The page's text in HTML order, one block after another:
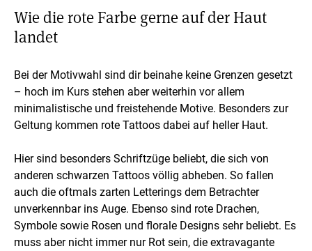
Wie die rote Farbe gerne auf der Haut
landet
Bei der Motivwahl sind dir beinahe keine Grenzen gesetzt
– hoch im Kurs stehen aber weiterhin vor allem
minimalistische und freistehende Motive. Besonders zur
Geltung kommen rote Tattoos dabei auf heller Haut.
Hier sind besonders Schriftzüge beliebt, die sich von
anderen schwarzen Tattoos völlig abheben. So fallen
auch die oftmals zarten Letterings dem Betrachter
unverkennbar ins Auge. Ebenso sind rote Drachen,
Symbole sowie Rosen und florale Designs sehr beliebt. Es
muss aber nicht immer nur Rot sein, die extravagante